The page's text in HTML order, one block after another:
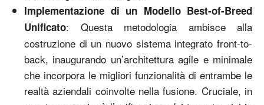
Implementazione di un Modello Best-of-Breed
Unificato: Questa metodologia ambisce alla
costruzione di un nuovo sistema integrato front-to-
back, inaugurando un’architettura agile e minimale
che incorpora le migliori funzionalità di entrambe le
realtà aziendali coinvolte nella fusione. Cruciale, in